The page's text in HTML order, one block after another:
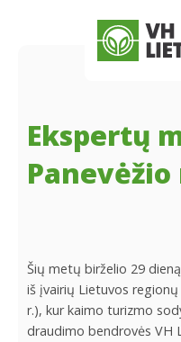
Ekspertų
Šių metų birželio 29
iš įvairių Lietuvos
r.), kur kaimo turizmo
draudimo bendrovės VH